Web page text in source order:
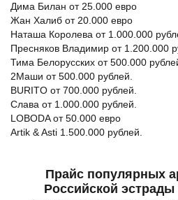
Дима Билан от 25.000 евро
Жан Халиб от 20.000 евро
Наташа Королева от 1.000.000
Пресняков Владимир от 1.200.000
Тима Белорусских от 500.000
2Маши от 500.000 рублей.
BURITO от 700.000 рублей.
Слава от 1.000.000 рублей.
LOBODA от 50.000 евро
Artik & Asti 1.500.000 рублей.
Прайс популярных
Российской